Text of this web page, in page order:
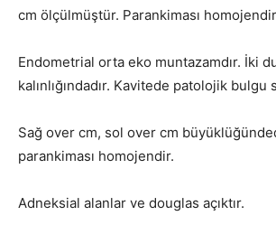
cm ölçülmüştür. Parankiması
Endometrial orta eko muntazamdır. İki
kalınlığındadır. Kavitede patolojik bulgu
Sağ over cm, sol over cm
parankiması homojendir.
Adneksial alanlar ve douglas açıktır.